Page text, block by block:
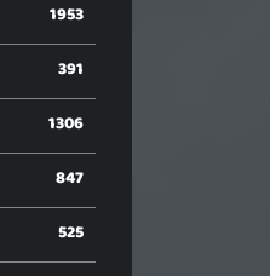
1953
391
1306
847
525